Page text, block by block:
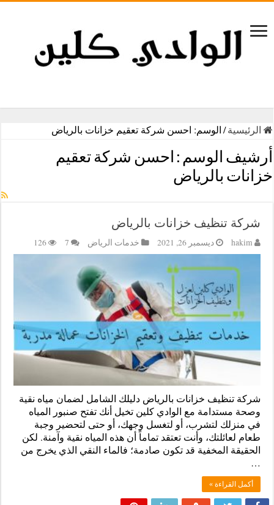
الرئيسية/ الوسم: احسن شركة تعقيم خزانات بالرياض
أرشيف الوسم : احسن شركة تعقيم
خزانات بالرياض
شركة تنظيف خزانات بالرياض
hakim ديسمبر 26, 2021 خدمات الرياض 7
126
شركة تنظيف خزانات بالرياض دليلك الشامل لضمان مياه نقية
وصحة مستدامة مع الوادي كلين تخيل أنك تفتح صنبور المياه
في منزلك لتشرب، أو لتغسل وجهك، أو حتى لتحضير وجبة
طعام لعائلتك، وأنت تعتقد تماماً أن هذه المياه نقية وآمنة. لكن
الحقيقة المخفية قد تكون صادمة؛ فالماء النقي الذي يخرج من
…
أكمل القراءة »